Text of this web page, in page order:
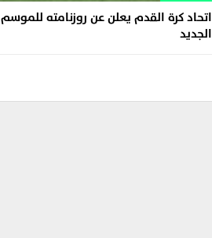
اتحاد كرة القدم يعلن عن روزنامته للموسم
الجديد